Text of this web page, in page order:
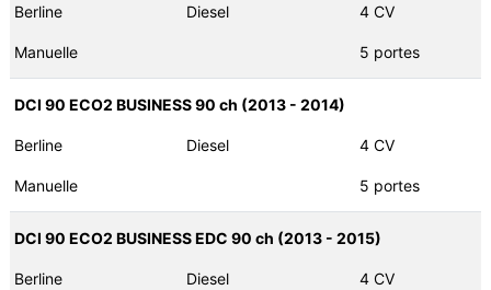
Berline Diesel 4 CV
Manuelle 5 portes
DCI 90 ECO2 BUSINESS 90 ch (2013 - 2014)
Berline Diesel 4 CV
Manuelle 5 portes
DCI 90 ECO2 BUSINESS EDC 90 ch (2013 - 2015)
Berline Diesel 4 CV